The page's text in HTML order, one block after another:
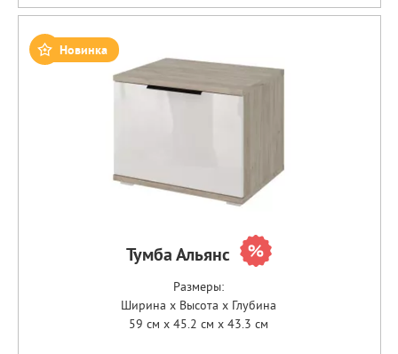
Новинка
Тумба Альянс
Размеры:
Ширина x Высота x Глубина
59 см x 45.2 см x 43.3 см